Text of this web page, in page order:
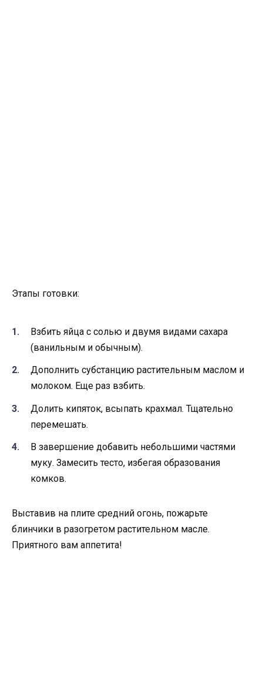
Этапы готовки:
Взбить яйца с солью и двумя видами сахара
(ванильным и обычным).
Дополнить субстанцию растительным маслом и
молоком. Еще раз взбить.
Долить кипяток, всыпать крахмал. Тщательно
перемешать.
В завершение добавить небольшими частями
муку. Замесить тесто, избегая образования
комков.
Выставив на плите средний огонь, пожарьте
блинчики в разогретом растительном масле.
Приятного вам аппетита!